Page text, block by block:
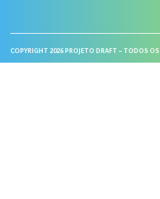
COPYRIGHT 2026 PROJETO DRAFT – TODOS